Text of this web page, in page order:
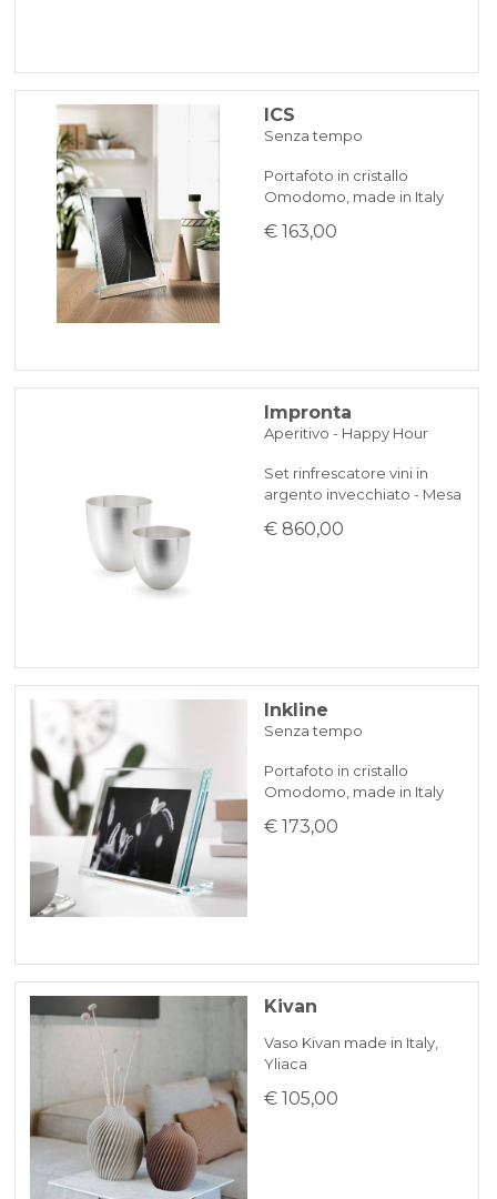
ICS
Senza tempo
Portafoto in cristallo
Omodomo, made in Italy
€ 163,00
Impronta
Aperitivo - Happy Hour
Set rinfrescatore vini in
argento invecchiato - Mesa
€ 860,00
Inkline
Senza tempo
Portafoto in cristallo
Omodomo, made in Italy
€ 173,00
Kivan
Vaso Kivan made in Italy,
Yliaca
€ 105,00